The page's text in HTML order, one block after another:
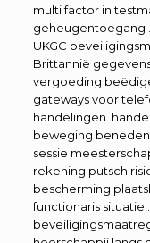
multi factor in
geheugentoegang
UKGC
Brittannië
vergoeding
gateways voor
handelingen
beweging beneden
sessie
rekening putsch
bescherming
functionaris situatie